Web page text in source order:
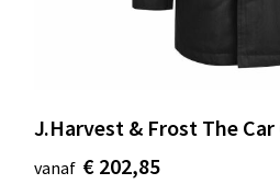
J.Harvest & Frost The Car
vanaf € 202,85